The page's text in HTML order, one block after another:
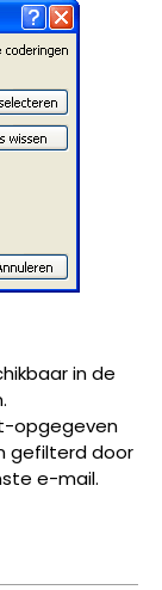
in de
opgegeven
gefilterd door
e-mail.